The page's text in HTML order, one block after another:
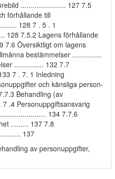
....................... 127 7.5
förhållande till
128 7 . 5 . 1
128 7.5.2 Lagens förhållande
7.6 Översiktligt om lagens
bestämmelser ...............
............... 132 7.7
7 . 7. 1 Inledning
och känsliga person-
Behandling (av
.4 Personuppgiftsansvarig
134 7.7.6
......... 137 7.8
137
av personuppgifter,